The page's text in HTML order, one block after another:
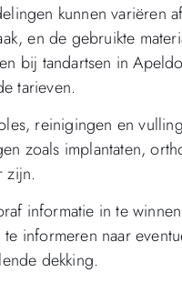
kunnen variëren
en de gebruikte
bij tandartsen in
tarieven.
reinigingen en
zoals implantaten,
zijn.
informatie in te
informeren naar
dekking.